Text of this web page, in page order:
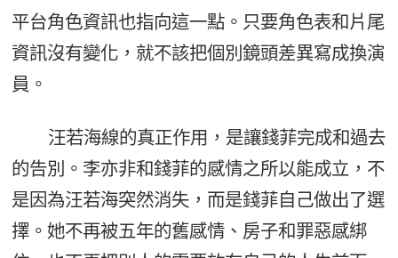
平台角色資訊也指向這一點。只要角色表和片尾
資訊沒有變化，就不該把個別鏡頭差異寫成換演
員。
汪若海線的真正作用，是讓錢菲完成和過去
的告別。李亦非和錢菲的感情之所以能成立，不
是因為汪若海突然消失，而是錢菲自己做出了選
擇。她不再被五年的舊感情、房子和罪惡感綁